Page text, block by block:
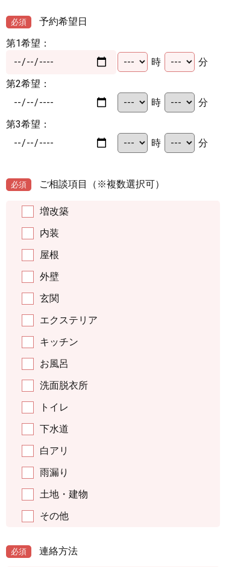
必須
予約希望日
第1希望：
時
分
第2希望：
時
分
第3希望：
時
分
必須 ご相談項目 （※複数選択可）
増改築
内装
屋根
外壁
玄関
エクステリア
キッチン
お風呂
洗面脱衣所
トイレ
下水道
白アリ
雨漏り
土地・建物
その他
必須 連絡方法